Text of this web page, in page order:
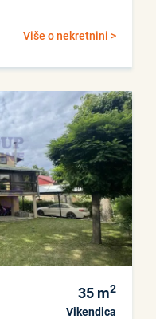
Više o nekretnini >
35 m2
Vikendica